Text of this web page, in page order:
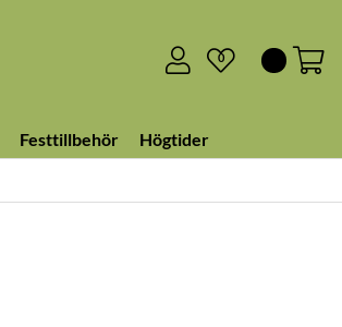
0
Festtillbehör Högtider